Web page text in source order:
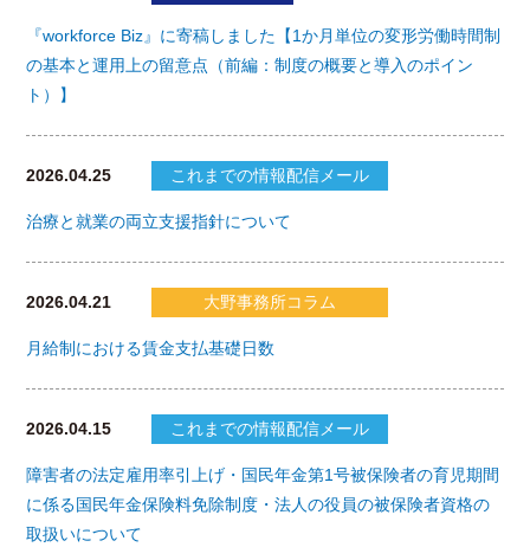
『workforce Biz』に寄稿しました【1か月単位の変形労働時間制
の基本と運用上の留意点（前編：制度の概要と導入のポイン
ト）】
2026.04.25 これまでの情報配信メール
治療と就業の両立支援指針について
2026.04.21 大野事務所コラム
月給制における賃金支払基礎日数
2026.04.15 これまでの情報配信メール
障害者の法定雇用率引上げ・国民年金第1号被保険者の育児期間
に係る国民年金保険料免除制度・法人の役員の被保険者資格の
取扱いについて